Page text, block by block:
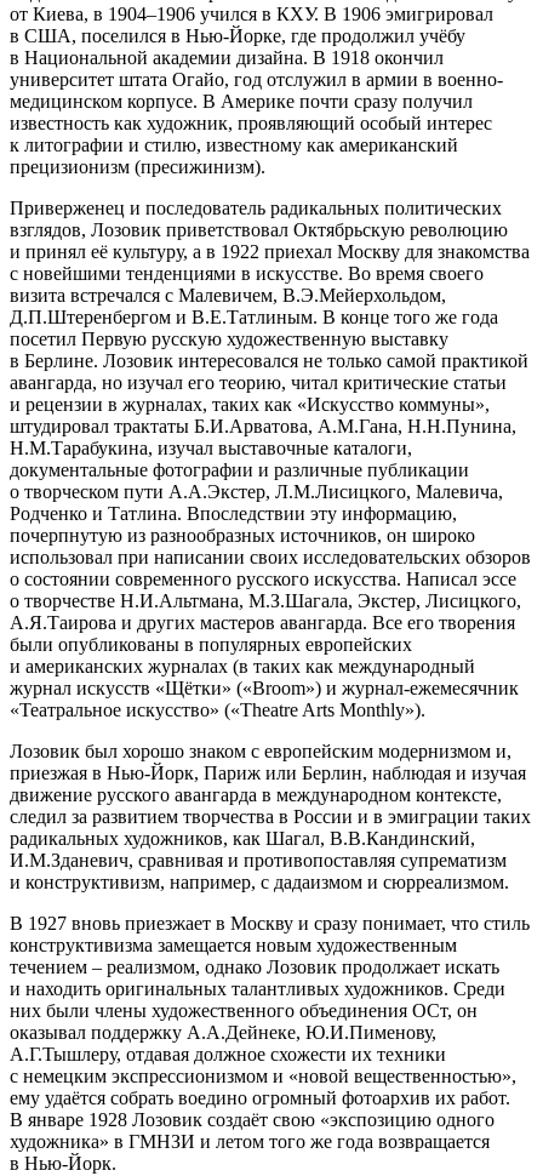
от Киева, в 1904–1906 учился в КХУ. В 1906 эмигрировал
в США, поселился в Нью-Йорке, где продолжил учёбу
в Национальной академии дизайна. В 1918 окончил
университет штата Огайо, год отслужил в армии в военно-
медицинском корпусе. В Америке почти сразу получил
известность как художник, проявляющий особый интерес
к литографии и стилю, известному как американский
прецизионизм (пресижинизм).
Приверженец и последователь радикальных политических
взглядов, Лозовик приветствовал Октябрьскую революцию
и принял её культуру, а в 1922 приехал Москву для знакомства
с новейшими тенденциями в искусстве. Во время своего
визита встречался с Малевичем, В.Э.Мейерхольдом,
Д.П.Штеренбергом и В.Е.Татлиным. В конце того же года
посетил Первую русскую художественную выставку
в Берлине. Лозовик интересовался не только самой практикой
авангарда, но изучал его теорию, читал критические статьи
и рецензии в журналах, таких как «Искусство коммуны»,
штудировал трактаты Б.И.Арватова, А.М.Гана, Н.Н.Пунина,
Н.М.Тарабукина, изучал выставочные каталоги,
документальные фотографии и различные публикации
о творческом пути А.А.Экстер, Л.М.Лисицкого, Малевича,
Родченко и Татлина. Впоследствии эту информацию,
почерпнутую из разнообразных источников, он широко
использовал при написании своих исследовательских обзоров
о состоянии современного русского искусства. Написал эссе
о творчестве Н.И.Альтмана, М.З.Шагала, Экстер, Лисицкого,
А.Я.Таирова и других мастеров авангарда. Все его творения
были опубликованы в популярных европейских
и американских журналах (в таких как международный
журнал искусств «Щётки» («Broom») и журнал-ежемесячник
«Театральное искусство» («Theatre Arts Monthly»).
Лозовик был хорошо знаком с европейским модернизмом и,
приезжая в Нью-Йорк, Париж или Берлин, наблюдая и изучая
движение русского авангарда в международном контексте,
следил за развитием творчества в России и в эмиграции таких
радикальных художников, как Шагал, В.В.Кандинский,
И.М.Зданевич, сравнивая и противопоставляя супрематизм
и конструктивизм, например, с дадаизмом и сюрреализмом.
В 1927 вновь приезжает в Москву и сразу понимает, что стиль
конструктивизма замещается новым художественным
течением – реализмом, однако Лозовик продолжает искать
и находить оригинальных талантливых художников. Среди
них были члены художественного объединения ОСт, он
оказывал поддержку А.А.Дейнеке, Ю.И.Пименову,
А.Г.Тышлеру, отдавая должное схожести их техники
с немецким экспрессионизмом и «новой вещественностью»,
ему удаётся собрать воедино огромный фотоархив их работ.
В январе 1928 Лозовик создаёт свою «экспозицию одного
художника» в ГМНЗИ и летом того же года возвращается
в Нью-Йорк.